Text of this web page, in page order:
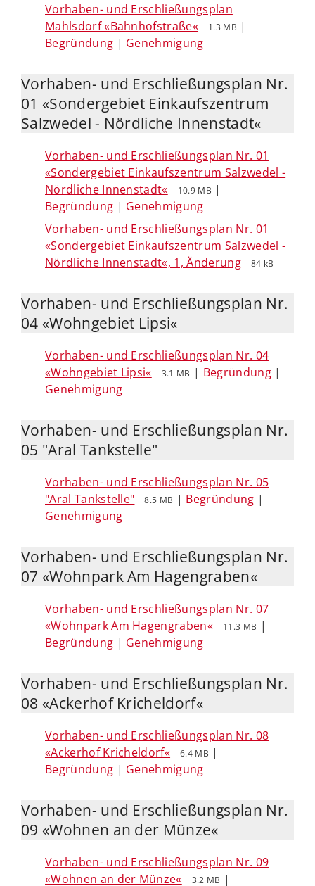
Vorhaben- und Erschließungsplan
Mahlsdorf «Bahnhofstraße«
1.3 MB |
Begründung | Genehmigung
Vorhaben- und Erschließungsplan Nr.
01 «Sondergebiet Einkaufszentrum
Salzwedel - Nördliche Innenstadt«
Vorhaben- und Erschließungsplan Nr. 01
«Sondergebiet Einkaufszentrum Salzwedel -
Nördliche Innenstadt«
10.9 MB |
Begründung | Genehmigung
Vorhaben- und Erschließungsplan Nr. 01
«Sondergebiet Einkaufszentrum Salzwedel -
Nördliche Innenstadt«, 1, Änderung
84 kB
Vorhaben- und Erschließungsplan Nr.
04 «Wohngebiet Lipsi«
Vorhaben- und Erschließungsplan Nr. 04
«Wohngebiet Lipsi«
3.1 MB | Begründung|
Genehmigung
Vorhaben- und Erschließungsplan Nr.
05 "Aral Tankstelle"
Vorhaben- und Erschließungsplan Nr. 05
"Aral Tankstelle"
8.5 MB | Begründung |
Genehmigung
Vorhaben- und Erschließungsplan Nr.
07 «Wohnpark Am Hagengraben«
Vorhaben- und Erschließungsplan Nr. 07
«Wohnpark Am Hagengraben«
11.3 MB |
Begründung | Genehmigung
Vorhaben- und Erschließungsplan Nr.
08 «Ackerhof Kricheldorf«
Vorhaben- und Erschließungsplan Nr. 08
«Ackerhof Kricheldorf«
6.4 MB |
Begründung | Genehmigung
Vorhaben- und Erschließungsplan Nr.
09 «Wohnen an der Münze«
Vorhaben- und Erschließungsplan Nr. 09
«Wohnen an der Münze«
3.2 MB |